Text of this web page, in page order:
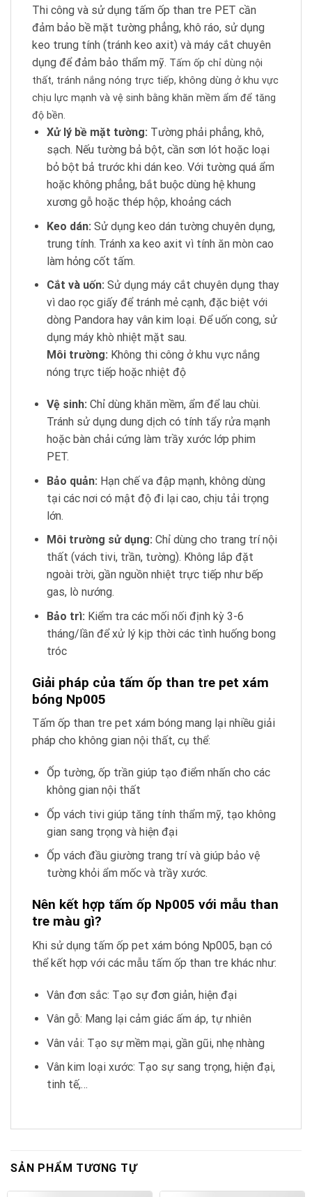
Thi công và sử dụng tấm ốp than tre PET cần
đảm bảo bề mặt tường phẳng, khô ráo, sử dụng
keo trung tính (tránh keo axit) và máy cắt chuyên
dụng để đảm bảo thẩm mỹ. Tấm ốp chỉ dùng nội
thất, tránh nắng nóng trực tiếp, không dùng ở khu vực
chịu lực mạnh và vệ sinh bằng khăn mềm ẩm để tăng
độ bền.
Xử lý bề mặt tường: Tường phải phẳng, khô,
sạch. Nếu tường bả bột, cần sơn lót hoặc loại
bỏ bột bả trước khi dán keo. Với tường quá ẩm
hoặc không phẳng, bắt buộc dùng hệ khung
xương gỗ hoặc thép hộp, khoảng cách
Keo dán: Sử dụng keo dán tường chuyên dụng,
trung tính. Tránh xa keo axit vì tính ăn mòn cao
làm hỏng cốt tấm.
Cắt và uốn: Sử dụng máy cắt chuyên dụng thay
vì dao rọc giấy để tránh mẻ cạnh, đặc biệt với
dòng Pandora hay vân kim loại. Để uốn cong, sử
dụng máy khò nhiệt mặt sau.
Môi trường: Không thi công ở khu vực nắng
nóng trực tiếp hoặc nhiệt độ
Vệ sinh: Chỉ dùng khăn mềm, ẩm để lau chùi.
Tránh sử dụng dung dịch có tính tẩy rửa mạnh
hoặc bàn chải cứng làm trầy xước lớp phim
PET.
Bảo quản: Hạn chế va đập mạnh, không dùng
tại các nơi có mật độ đi lại cao, chịu tải trọng
lớn.
Môi trường sử dụng: Chỉ dùng cho trang trí nội
thất (vách tivi, trần, tường). Không lắp đặt
ngoài trời, gần nguồn nhiệt trực tiếp như bếp
gas, lò nướng.
Bảo trì: Kiểm tra các mối nối định kỳ 3-6
tháng/lần để xử lý kịp thời các tình huống bong
tróc
Giải pháp của tấm ốp than tre pet xám
bóng Np005
Tấm ốp than tre pet xám bóng mang lại nhiều giải
pháp cho không gian nội thất, cụ thể:
Ốp tường, ốp trần giúp tạo điểm nhấn cho các
không gian nội thất
Ốp vách tivi giúp tăng tính thẩm mỹ, tạo không
gian sang trọng và hiện đại
Ốp vách đầu giường trang trí và giúp bảo vệ
tường khỏi ẩm mốc và trầy xước.
Nên kết hợp tấm ốp Np005 với mẫu than
tre màu gì?
Khi sử dụng tấm ốp pet xám bóng Np005, bạn có
thể kết hợp với các mẫu tấm ốp than tre khác như:
Vân đơn sắc: Tạo sự đơn giản, hiện đại
Vân gỗ: Mang lại cảm giác ấm áp, tự nhiên
Vân vải: Tạo sự mềm mại, gần gũi, nhẹ nhàng
Vân kim loại xước: Tạo sự sang trọng, hiện đại,
tinh tế,…
SẢN PHẨM TƯƠNG TỰ